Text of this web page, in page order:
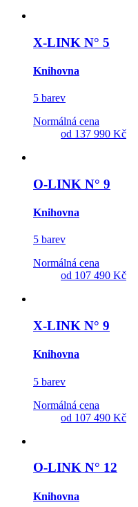
X-LINK N° 5
Knihovna
5 barev
Normálná cena
od 137 990 Kč
O-LINK N° 9
Knihovna
5 barev
Normálná cena
od 107 490 Kč
X-LINK N° 9
Knihovna
5 barev
Normálná cena
od 107 490 Kč
O-LINK N° 12
Knihovna